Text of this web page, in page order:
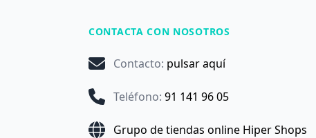
CONTACTA CON NOSOTROS
Contacto: pulsar aquí
Teléfono: 91 141 96 05
Grupo de tiendas online Hiper Shops